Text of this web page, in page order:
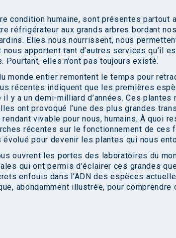
condition humaine, sont présentes partout
réfrigérateur aux grands arbres bordant
Elles nous nourrissent, nous
apportent tant d’autres services qu’il
Pourtant, elles n’ont pas toujours existé.
monde entier remontent le temps pour
récentes indiquent que les premières
y a un demi-milliard d’années. Ces plantes
ont provoqué l’une des plus grandes
vivable pour nous, humains. À quoi
récentes sur le fonctionnement de ces
pour devenir les plantes qui nous
ouvrent les portes des laboratoires du
qui ont permis d’éclairer ces grandes
enfouis dans l’ADN des espèces
abondamment illustrée, pour comprendre